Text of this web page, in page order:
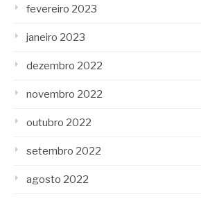
fevereiro 2023
janeiro 2023
dezembro 2022
novembro 2022
outubro 2022
setembro 2022
agosto 2022